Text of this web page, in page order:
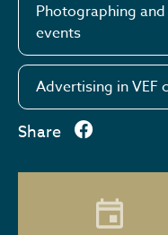
Photographing
events
Advertising in VEF
Share